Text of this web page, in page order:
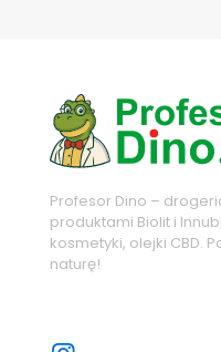
Profesor Dino –
produktami Biolit i
kosmetyki, olejki CBD.
naturę!